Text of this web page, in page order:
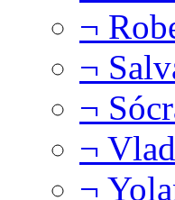
¬
¬
¬
¬
¬